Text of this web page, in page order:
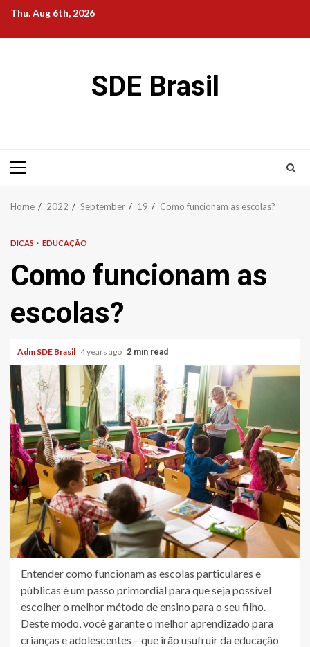
Skip
content
Thu. Aug 6th, 2026
SDE Brasil
Primary
Home 2022 September 19 Como funcionam as escolas?
DICAS EDUCAÇÃO
Como funcionam as
escolas?
Adm SDE Brasil 4 years ago 2 min read
Entender como funcionam as escolas particulares e
públicas é um passo primordial para que seja possível
escolher o melhor método de ensino para o seu filho.
Deste modo, você garante o melhor aprendizado para
crianças e adolescentes – que irão usufruir da educação